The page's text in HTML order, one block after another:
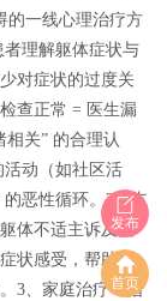
的一线心理治疗方
理解躯体症状与
对症状的过度关
查正常 = 医生漏
关” 的合理认
动（如社区活
恶性循环。2、支
体不适主诉及反
状感受，帮助患
3、家庭治疗：指
发布
首页